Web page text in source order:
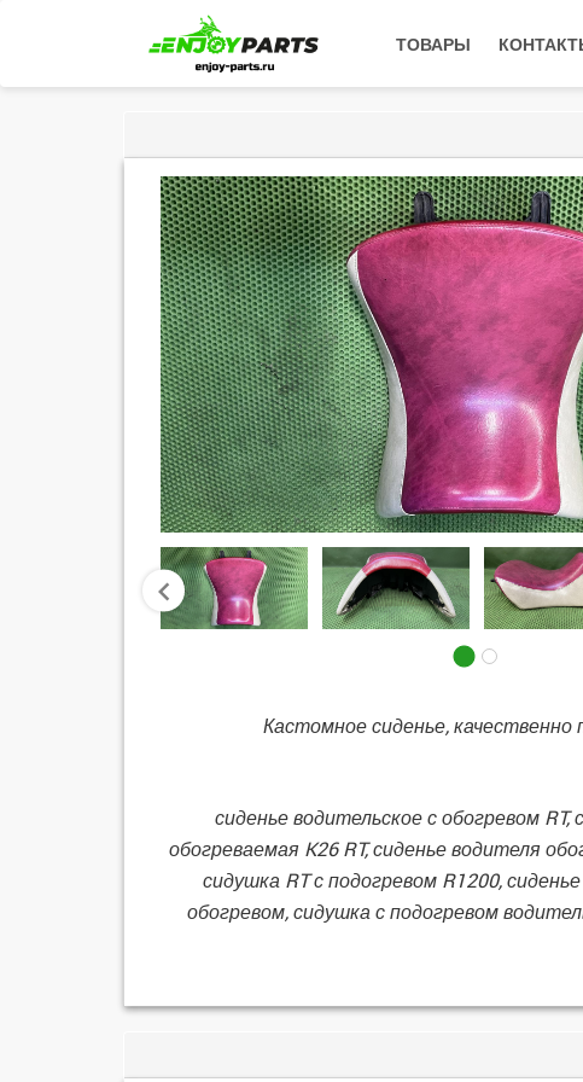
ТОВАРЫ
prev
Кастомное сиденье,
сиденье водительское с обогревом
обогреваемая K26 RT, сиденье водителя
сидушка RT с подогревом R1200,
обогревом, сидушка с подогревом